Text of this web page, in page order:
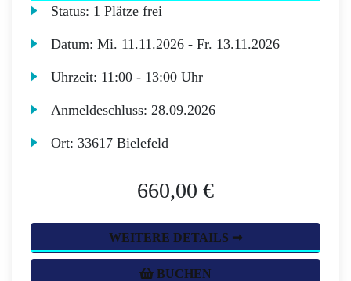
Status: 1 Plätze frei
Datum:Mi. 11.11.2026 -Fr. 13.11.2026
Uhrzeit: 11:00 - 13:00 Uhr
Anmeldeschluss:28.09.2026
Ort:33617 Bielefeld
660,00 €
WEITERE DETAILS ➞
BUCHEN